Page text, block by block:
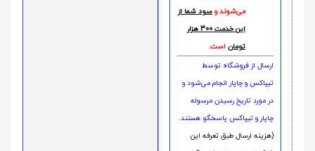
می‌شوند و سود شما از
این خدمت 300 هزار
تومان است.
ارسال از فروشگاه توسط
تیپاکس و چاپار انجام می‌شود و
در مورد تاریخ رسیدن مرسوله
چاپار و تیپاکس پاسخگو هستند.
(هزینه ارسال طبق تعرفه این